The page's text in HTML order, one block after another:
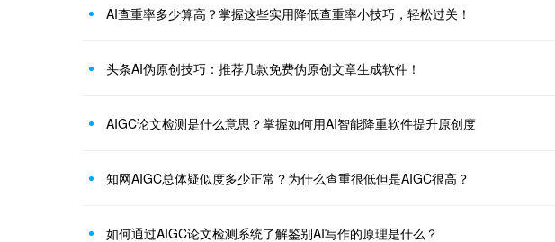
AI查重率多少算高？掌握这些实用降低查重率小技巧，轻松过关！
头条AI伪原创技巧：推荐几款免费伪原创文章生成软件！
AIGC论文检测是什么意思？掌握如何用AI智能降重软件提升原创度
知网AIGC总体疑似度多少正常？为什么查重很低但是AIGC很高？
如何通过AIGC论文检测系统了解鉴别AI写作的原理是什么？